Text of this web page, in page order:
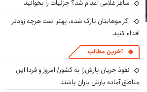
ساغر غلامی اعدام شد؟ جزئیات را بخوانید
اگر موهایتان نازک شده، بهتر است هرچه زودتر
اقدام کنید
آخرین مطالب
نفوذ جریان بارش‌زا به کشور/ امروز و فردا این
مناطق آماده بارش باران باشند